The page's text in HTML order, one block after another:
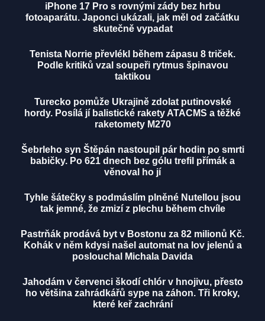
iPhone 17 Pro s rovnými zády bez hrbu
fotoaparátu. Japonci ukázali, jak měl od začátku
skutečně vypadat
Tenista Norrie převlékl během zápasu 8 triček.
Podle kritiků vzal soupeři rytmus špinavou
taktikou
Turecko pomůže Ukrajině zdolat putinovské
hordy. Posílá jí balistické rakety ATACMS a těžké
raketomety M270
Šebrleho syn Štěpán nastoupil pár hodin po smrti
babičky. Po 621 dnech bez gólu trefil přímák a
věnoval ho jí
Tyhle šátečky s podmáslím plněné Nutellou jsou
tak jemné, že zmizí z plechu během chvíle
Pastrňák prodává byt v Bostonu za 82 milionů Kč.
Kohák v něm kdysi našel automat na lov jelenů a
poslouchal Michala Davida
Jahodám v červenci škodí chlór v hnojivu, přesto
ho většina zahrádkářů sype na záhon. Tři kroky,
které keř zachrání